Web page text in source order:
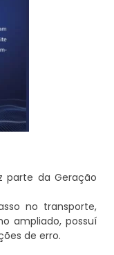
parte da Geração
no transporte,
ampliado, possuí
de erro.